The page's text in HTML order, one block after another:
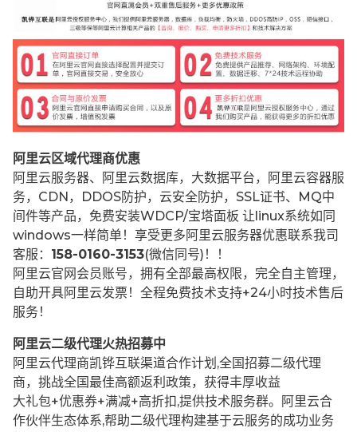
阿里云区域代理商优惠
阿里云服务器、阿里云数据库，大数据平台，阿里云容器服
务，CDN，DDOS防护，云安全防护，SSL证书、MQ中
间件等产品，免费安装WDCP/宝塔面板 让 linux系统如同
windows一样简单！享受更多阿里云服务器优惠联系我司
客服： 158-0160-3153(微信同号)！！
阿里云官网会员账号，拥有全部最高权限，完全自主管理，
自助开具阿里云发票！全程免费技术支持+24小时技术售后
服务！
阿里云二级代理火热招募中
阿里云代理商凯铧互联渠道合作计划,全国招募二级代理
商，挑战全国最佳高额返利政策，获得丰厚收益
大礼包+优惠券+满减+高折扣,提供技术服务群。阿里云合
作伙伴生态体系,帮助二级代理构建基于云服务的成功业务